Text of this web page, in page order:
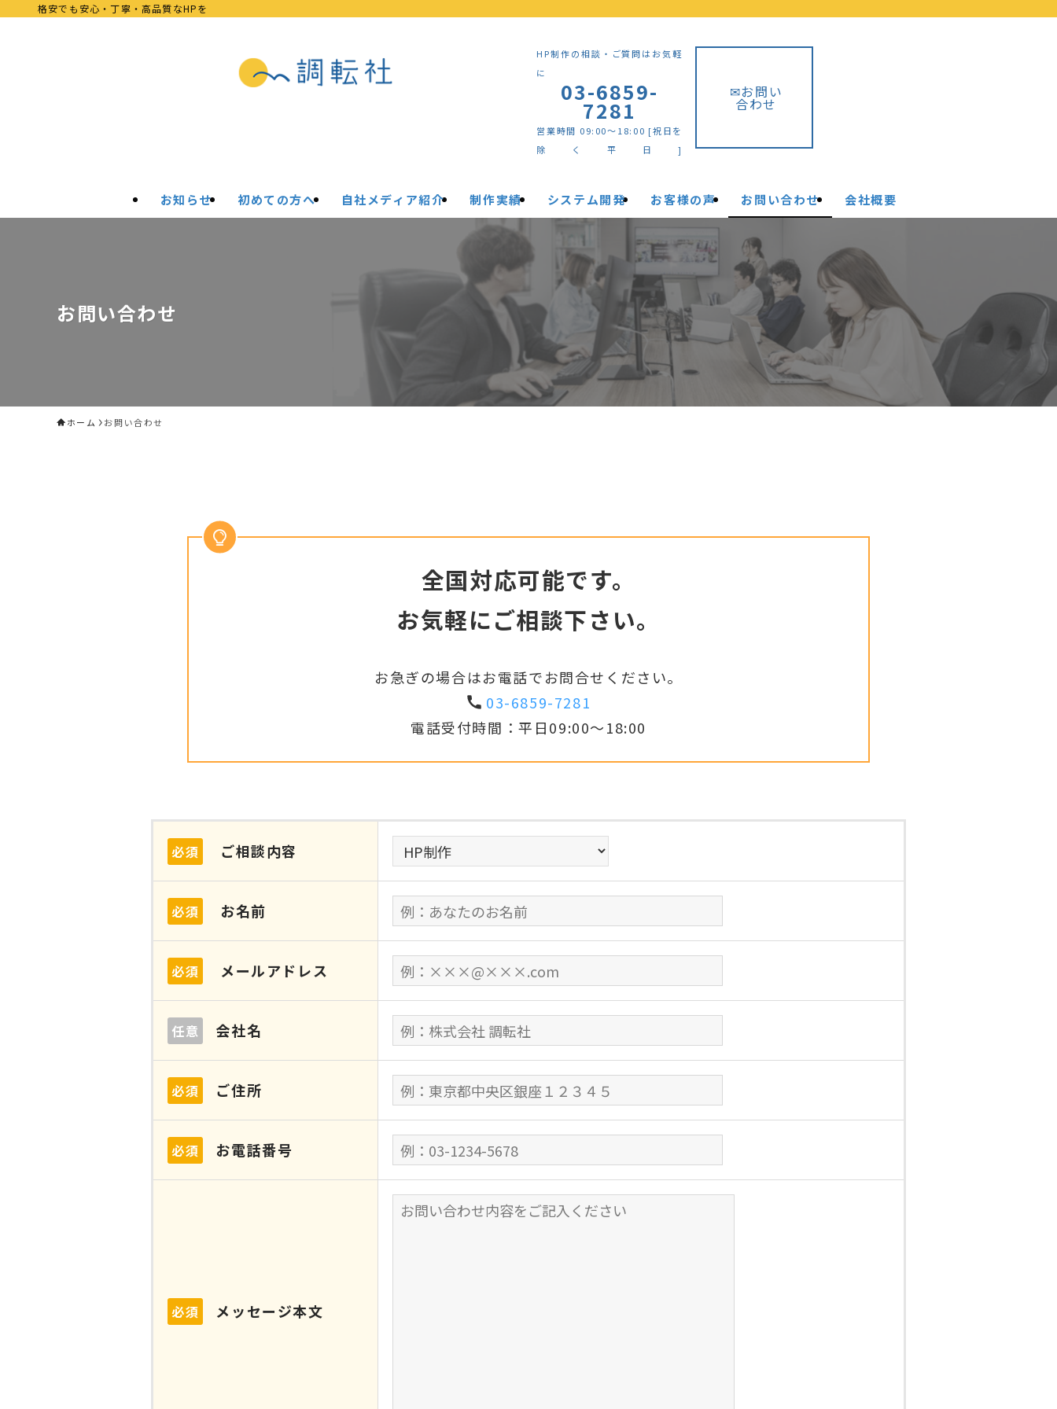
格安でも安心・丁寧・高品質なHPを
HP制作の相談・ご質問はお気軽
に
03-6859-
7281
営業時間 09:00～18:00 [祝日を
除く平日]
✉お問い
合わせ
お知らせ 初めての方へ 自社メディア紹介 制作実績 システム開発 お客様の声 お問い合わせ 会社概要
お問い合わせ
ホーム お問い合わせ
全国対応可能です。
お気軽にご相談下さい。
お急ぎの場合はお電話でお問合せください。
03-6859-7281
電話受付時間：平日09:00～18:00
必須 ご相談内容
必須 お名前
必須 メールアドレス
任意 会社名
必須 ご住所
必須 お電話番号
必須 メッセージ本文